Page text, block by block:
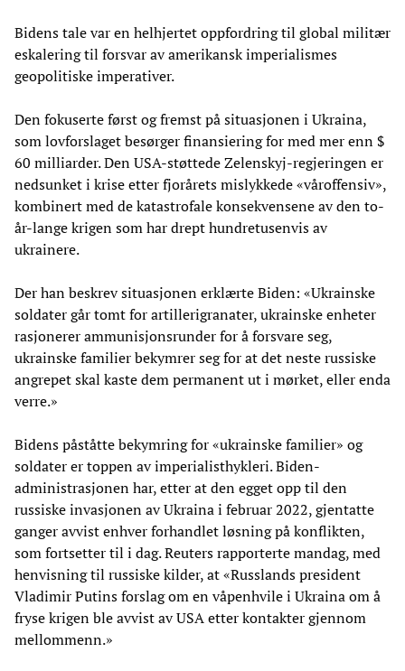
Bidens tale var en helhjertet oppfordring til global militær
eskalering til forsvar av amerikansk imperialismes
geopolitiske imperativer.
Den fokuserte først og fremst på situasjonen i Ukraina,
som lovforslaget besørger finansiering for med mer enn $
60 milliarder. Den USA-støttede Zelenskyj-regjeringen er
nedsunket i krise etter fjorårets mislykkede «våroffensiv»,
kombinert med de katastrofale konsekvensene av den to-
år-lange krigen som har drept hundretusenvis av
ukrainere.
Der han beskrev situasjonen erklærte Biden: «Ukrainske
soldater går tomt for artillerigranater, ukrainske enheter
rasjonerer ammunisjonsrunder for å forsvare seg,
ukrainske familier bekymrer seg for at det neste russiske
angrepet skal kaste dem permanent ut i mørket, eller enda
verre.»
Bidens påståtte bekymring for «ukrainske familier» og
soldater er toppen av imperialisthykleri. Biden-
administrasjonen har, etter at den egget opp til den
russiske invasjonen av Ukraina i februar 2022, gjentatte
ganger avvist enhver forhandlet løsning på konflikten,
som fortsetter til i dag. Reuters rapporterte mandag, med
henvisning til russiske kilder, at «Russlands president
Vladimir Putins forslag om en våpenhvile i Ukraina om å
fryse krigen ble avvist av USA etter kontakter gjennom
mellommenn.»